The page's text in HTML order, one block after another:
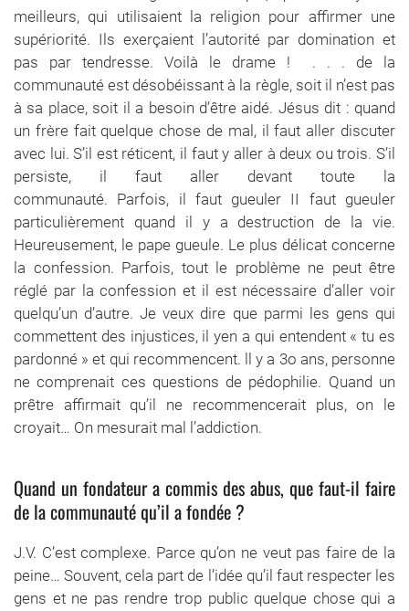
meilleurs, qui utilisaient la religion pour affirmer une
supériorité. Ils exerçaient l’autorité par domination et
pas par tendresse. Voilà le drame ! . . . de la
communauté est désobéissant à la règle, soit il n’est pas
à sa place, soit il a besoin d’être aidé. Jésus dit : quand
un frère fait quelque chose de mal, il faut aller discuter
avec lui. S’il est réticent, il faut y aller à deux ou trois. S’il
persiste, il faut aller devant toute la
communauté. Parfois, il faut gueuler II faut gueuler
particulièrement quand il y a destruction de la vie.
Heureusement, le pape gueule. Le plus délicat concerne
la confession. Parfois, tout le problème ne peut être
réglé par la confession et il est nécessaire d’aller voir
quelqu’un d’autre. Je veux dire que parmi les gens qui
commettent des injustices, il yen a qui entendent « tu es
pardonné » et qui recommencent. ll y a 3o ans, personne
ne comprenait ces questions de pédophilie. Quand un
prêtre affirmait qu’il ne recommencerait plus, on le
croyait… On mesurait mal l’addiction.
Quand un fondateur a commis des abus, que faut-il faire
de la communauté qu’il a fondée ?
J.V. C’est complexe. Parce qu’on ne veut pas faire de la
peine… Souvent, cela part de l’idée qu’il faut respecter les
gens et ne pas rendre trop public quelque chose qui a